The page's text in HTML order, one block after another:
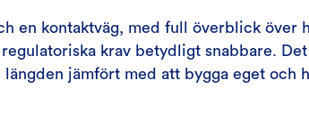
en kontaktväg, med full överblick över
krav betydligt snabbare.
jämfört med att bygga eget och